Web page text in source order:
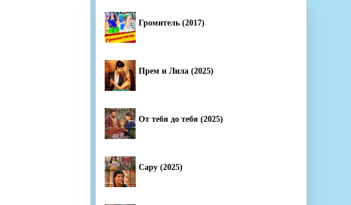
Громитель (2017)
Прем и Лила (2025)
От тебя до тебя (2025)
Сару (2025)